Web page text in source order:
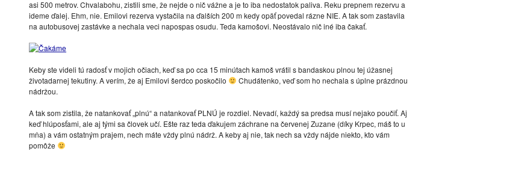
asi 500 metrov. Chvalabohu, zistili sme, že nejde o nič vážne a je to iba nedostatok paliva. Reku prepnem rezervu a
ideme ďalej. Ehm, nie. Emilovi rezerva vystačila na ďalších 200 m kedy opäť povedal rázne NIE. A tak som zastavila
na autobusovej zastávke a nechala veci napospas osudu. Teda kamošovi. Neostávalo nič iné iba čakať.
Keby ste videli tú radosť v mojich očiach, keď sa po cca 15 minútach kamoš vrátil s bandaskou plnou tej úžasnej
životadarnej tekutiny. A verím, že aj Emilovi šerdco poskočilo
Chudátenko, veď som ho nechala s úplne prázdnou
nádržou.
A tak som zistila, že natankovať „plnú“ a natankovať PLNÚ je rozdiel. Nevadí, každý sa predsa musí nejako poučiť. Aj
keď hlúposťami, ale aj tými sa človek učí. Ešte raz teda ďakujem záchrane na červenej Zuzane (díky Krpec, máš to u
mňa) a vám ostatným prajem, nech máte vždy plnú nádrž. A keby aj nie, tak nech sa vždy nájde niekto, kto vám
pomôže